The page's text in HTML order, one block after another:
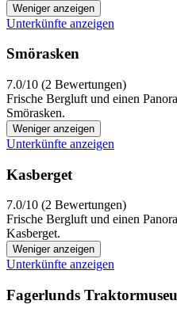
Weniger anzeigen
Unterkünfte anzeigen
Smörasken
7.0/10 (2 Bewertungen)
Frische Bergluft und einen
Smörasken.
Weniger anzeigen
Unterkünfte anzeigen
Kasberget
7.0/10 (2 Bewertungen)
Frische Bergluft und einen
Kasberget.
Weniger anzeigen
Unterkünfte anzeigen
Fagerlunds